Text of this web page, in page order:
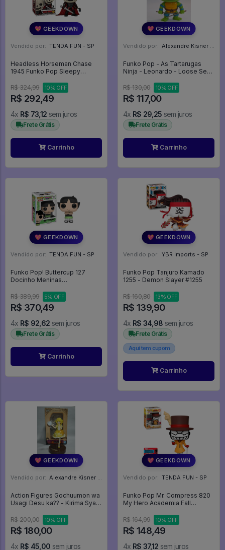
💖 GEEKDOWN
Vendido por: TENDA FUN - SP
Headless Horseman Chase
1945 Funko Pop Sleepy
Sem Cabeça - Sleepy Hollow
- #1945 - Funko Pop - #1945 -
FUNKO POP #1945
R$ 324,99 10% OFF
R$ 292,49
4x R$ 73,12 sem juros
Frete Grátis
Carrinho
💖 GEEKDOWN
Vendido por: Alexandre Kisner - PR
Funko Pop - As Tartarugas
Ninja - Leonardo - Loose Sem
Turtles #63
R$ 130,00 10% OFF
R$ 117,00
4x R$ 29,25 sem juros
Frete Grátis
Carrinho
💖 GEEKDOWN
Vendido por: TENDA FUN - SP
Funko Pop! Buttercup 127
Docinho Meninas
Girls -
R$ 389,99 5% OFF
R$ 370,49
4x R$ 92,62 sem juros
Frete Grátis
Carrinho
💖 GEEKDOWN
Vendido por: YBR Imports - SP
Funko Pop Tanjuro Kamado
1255 - Demon Slayer #1255
R$ 160,80 13% OFF
R$ 139,90
4x R$ 34,98 sem juros
Frete Grátis
Aqui tem cupom
Carrinho
💖 GEEKDOWN
Vendido por: Alexandre Kisner - PR
Action Figures Gochuumon wa
Usagi Desu ka?? - Kirima Syaro
(Banpresto) - Is The Order A
Rabbit??
R$ 200,00 10% OFF
R$ 180,00
4x R$ 45,00 sem juros
💖 GEEKDOWN
Vendido por: TENDA FUN - SP
Funko Pop Mr. Compress 820
My Hero Academia Fall
Exclusivo - My Hero Academy
- #820 - Funko Pop - #820 -
FUNKO POP #820
R$ 164,99 10% OFF
R$ 148,49
4x R$ 37,12 sem juros